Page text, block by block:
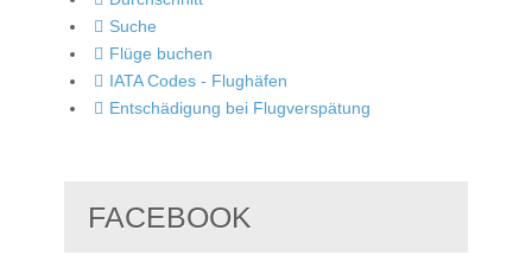
Suche
Flüge buchen
IATA Codes - Flughäfen
Entschädigung bei Flugverspätung
FACEBOOK